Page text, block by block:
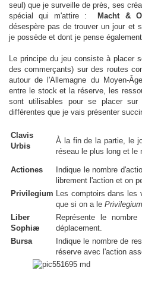
seul) que je surveille de près, ses
spécial qui m'attire :
Macht &
désespère pas de trouver un jour et
je possède et dont je pense
Le principe du jeu consiste à placer
des commerçants) sur des routes
autour de l'Allemagne du Moyen-
entre le stock et la réserve, les
sont utilisables pour se placer
différentes que je vais présenter
Clavis
Urbis
À la fin de la partie, le
réseau le plus long et le
Actiones
Indique le nombre
librement l'action et on
Privilegium Les comptoirs dans les
que si on a le Privilegium
Liber
Sophiæ
Représente le
déplacement.
Bursa
Indique le nombre de
réserve avec l'action